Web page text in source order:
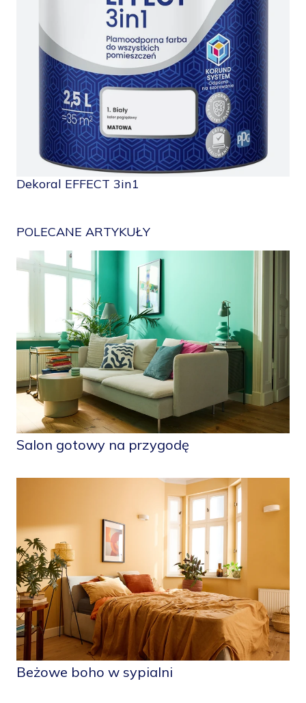
Dekoral EFFECT 3in1
POLECANE ARTYKUŁY
Salon gotowy na przygodę
Beżowe boho w sypialni